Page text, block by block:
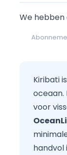
We
Kiribati
oceaan.
voor